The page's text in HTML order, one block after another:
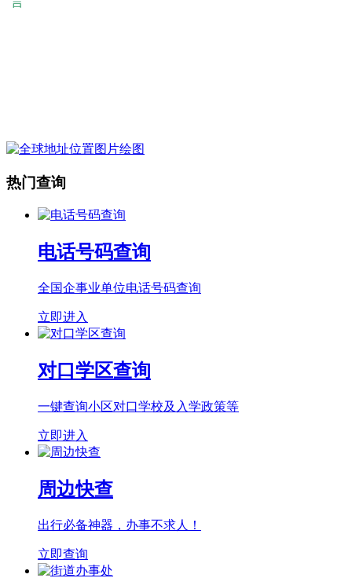
热门查询
电话号码查询
全国企事业单位电话号码查询
立即进入
对口学区查询
一键查询小区对口学校及入学政策等
立即进入
周边快查
出行必备神器，办事不求人！
立即查询